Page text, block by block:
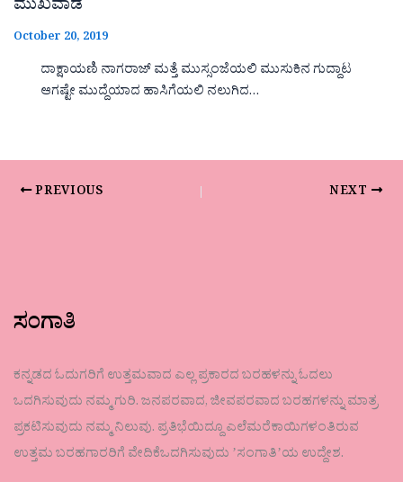
ಮುಖವಾಡ
October 20, 2019
ದಾಕ್ಷಾಯಣಿ ನಾಗರಾಜ್ ಮತ್ತೆ ಮುಸ್ಸಂಜೆಯಲಿ ಮುಸುಕಿನ ಗುದ್ದಾಟ
ಆಗಷ್ಟೇ ಮುದ್ದೆಯಾದ ಹಾಸಿಗೆಯಲಿ ನಲುಗಿದ…
PREVIOUS NEXT
ಸಂಗಾತಿ
ಕನ್ನಡದ ಓದುಗರಿಗೆ ಉತ್ತಮವಾದ ಎಲ್ಲ ಪ್ರಕಾರದ ಬರಹಳನ್ನು ಓದಲು
ಒದಗಿಸುವುದು ನಮ್ಮ ಗುರಿ. ಜನಪರವಾದ, ಜೀವಪರವಾದ ಬರಹಗಳನ್ನು ಮಾತ್ರ
ಪ್ರಕಟಿಸುವುದು ನಮ್ಮ ನಿಲುವು. ಪ್ರತಿಭೆಯಿದ್ದೂ ಎಲೆಮರೆಕಾಯಿಗಳಂತಿರುವ
ಉತ್ತಮ ಬರಹಗಾರರಿಗೆ ವೇದಿಕೆಒದಗಿಸುವುದು ʼಸಂಗಾತಿʼಯ ಉದ್ದೇಶ.